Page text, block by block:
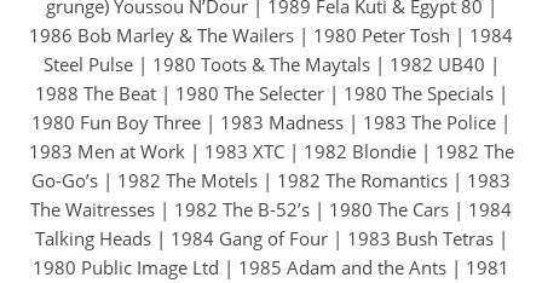
grunge) Youssou N’Dour | 1989 Fela Kuti & Egypt 80 |
1986 Bob Marley & The Wailers | 1980 Peter Tosh | 1984
Steel Pulse | 1980 Toots & The Maytals | 1982 UB40 |
1988 The Beat | 1980 The Selecter | 1980 The Specials |
1980 Fun Boy Three | 1983 Madness | 1983 The Police |
1983 Men at Work | 1983 XTC | 1982 Blondie | 1982 The
Go-Go’s | 1982 The Motels | 1982 The Romantics | 1983
The Waitresses | 1982 The B-52’s | 1980 The Cars | 1984
Talking Heads | 1984 Gang of Four | 1983 Bush Tetras |
1980 Public Image Ltd | 1985 Adam and the Ants | 1981